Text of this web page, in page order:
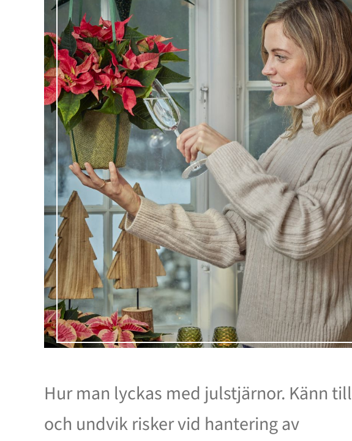
Hur man lyckas med julstjärnor. Känn till
och undvik risker vid hantering av